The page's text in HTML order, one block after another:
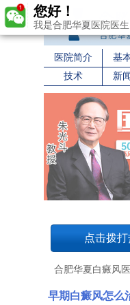
医院简介 基
技术
新
点击拨打
合肥华夏白癜风
早期白癜风怎么
您好！
我是合肥华夏医院医